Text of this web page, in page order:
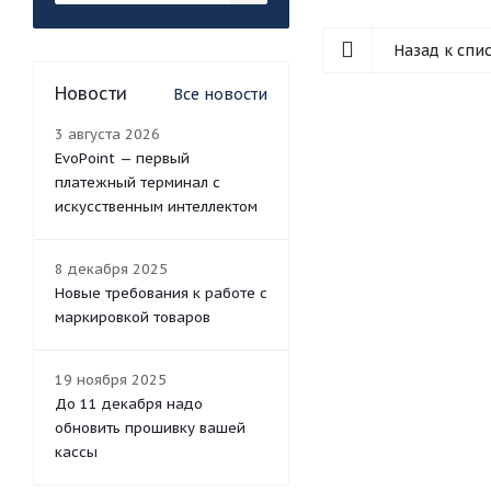
Назад к
Новости Все новости
3 августа 2026
EvoPoint — первый
платежный терминал с
искусственным интеллектом
8 декабря 2025
Новые требования к работе с
маркировкой товаров
19 ноября 2025
До 11 декабря надо
обновить прошивку вашей
кассы